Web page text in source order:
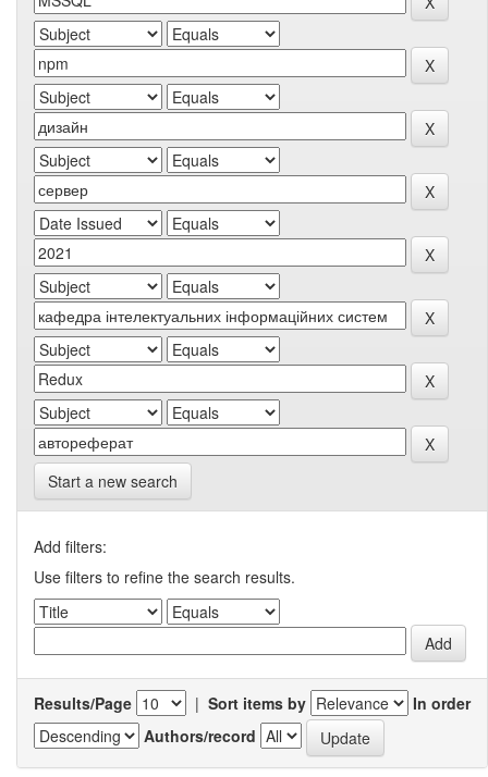
Start a new search
Add filters:
Use filters to refine the search results.
Results/Page | Sort items by
In order
Authors/record